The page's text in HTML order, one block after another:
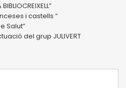
i castells ”
Salut”
del grup JULIVERT